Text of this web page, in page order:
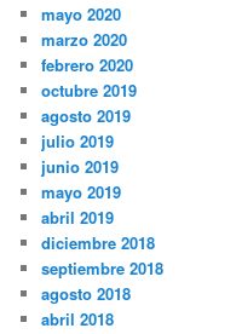
mayo 2020
marzo 2020
febrero 2020
octubre 2019
agosto 2019
julio 2019
junio 2019
mayo 2019
abril 2019
diciembre 2018
septiembre 2018
agosto 2018
abril 2018